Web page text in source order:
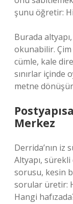
şunu öğretir:
Burada
okunabilir.
cümle, kale
sınırlar içinde
metne
Merkez
Derrida’nın iz
Altyapı,
sorusu, kesin
sorular üretir:
Hangi